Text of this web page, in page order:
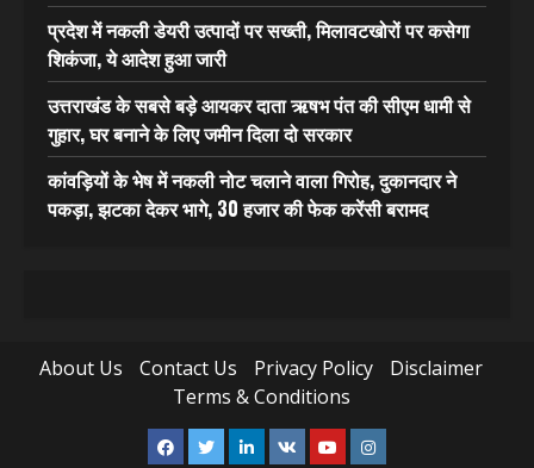
प्रदेश में नकली डेयरी उत्पादों पर सख्ती, मिलावटखोरों पर कसेगा
शिकंजा, ये आदेश हुआ जारी
उत्तराखंड के सबसे बड़े आयकर दाता ऋषभ पंत की सीएम धामी से
गुहार, घर बनाने के लिए जमीन दिला दो सरकार
कांवड़ियों के भेष में नकली नोट चलाने वाला गिरोह, दुकानदार ने
पकड़ा, झटका देकर भागे, 30 हजार की फेक करेंसी बरामद
About Us Contact Us Privacy Policy
Disclaimer
Terms & Conditions
Facebook
TwitterLinkedin
VK YoutubeInstagram